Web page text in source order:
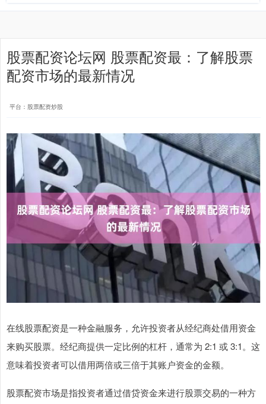
股票配资论坛网 股票配资最：了解股票
配资市场的最新情况
平台：股票配资炒股
在线股票配资是一种金融服务，允许投资者从经纪商处借用资金
来购买股票。经纪商提供一定比例的杠杆，通常为 2:1 或 3:1。这
意味着投资者可以借用两倍或三倍于其账户资金的金额。
股票配资市场是指投资者通过借贷资金来进行股票交易的一种方